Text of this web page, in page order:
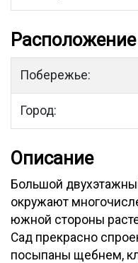
Расположение
Побережье:
Город:
Описание
Большой
окружают
южной стороны
Сад прекрасно
посыпаны щебнем,